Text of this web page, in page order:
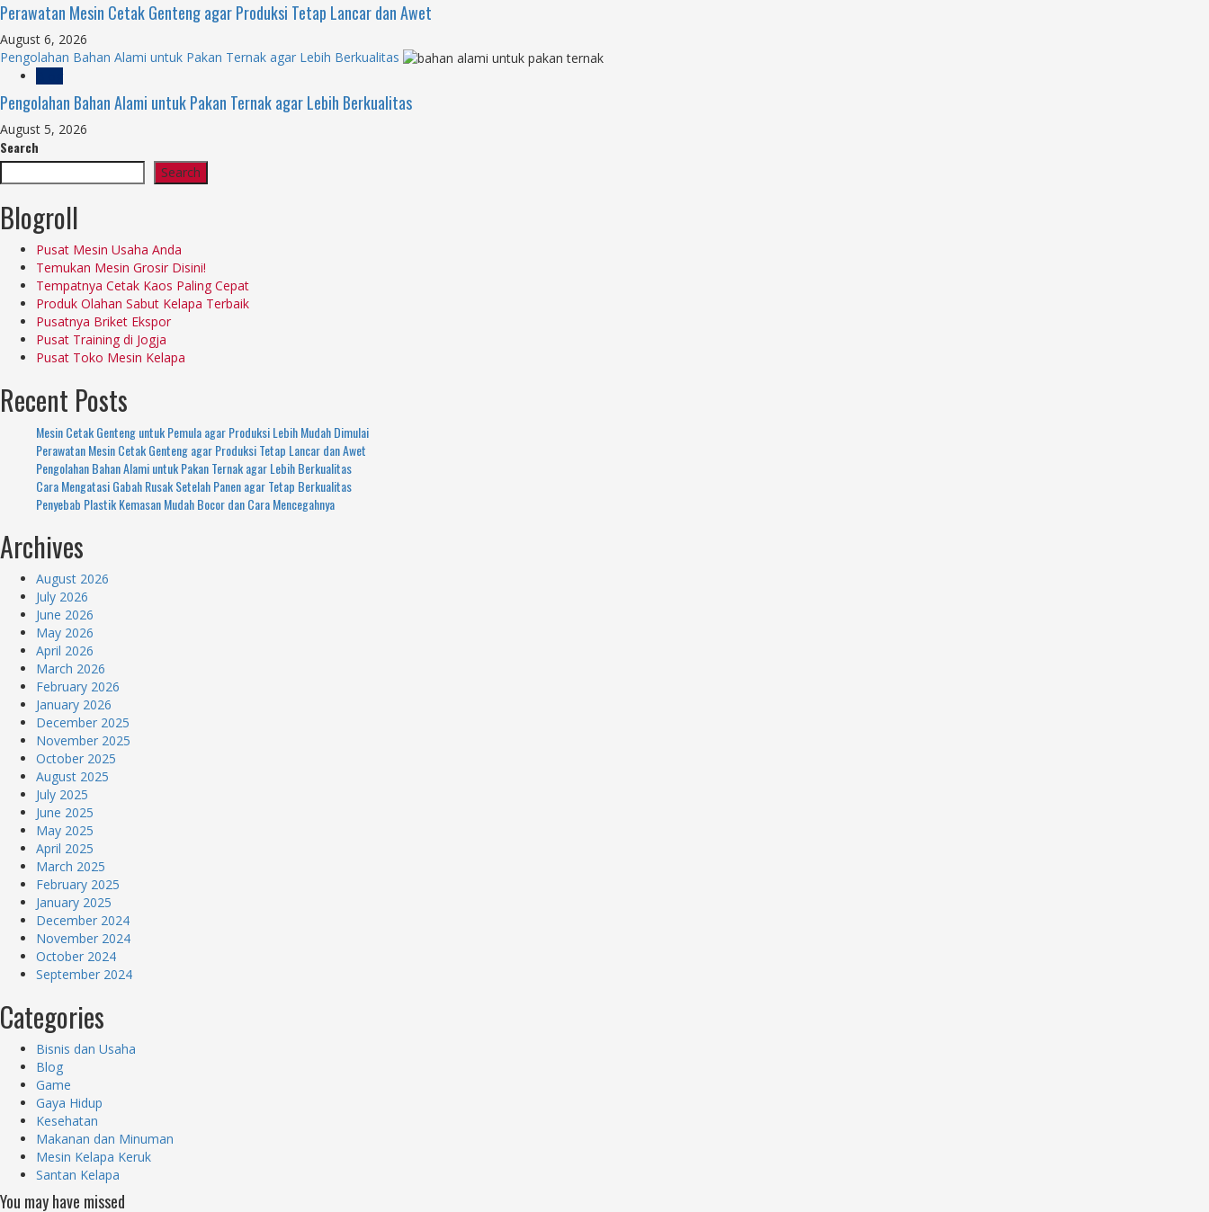
Perawatan Mesin Cetak Genteng agar Produksi Tetap Lancar dan Awet
August 6, 2026
Pengolahan Bahan Alami untuk Pakan Ternak agar Lebih Berkualitas
Pengolahan Bahan Alami untuk Pakan Ternak agar Lebih Berkualitas
August 5, 2026
Search
Search
Blogroll
Pusat Mesin Usaha Anda
Temukan Mesin Grosir Disini!
Tempatnya Cetak Kaos Paling Cepat
Produk Olahan Sabut Kelapa Terbaik
Pusatnya Briket Ekspor
Pusat Training di Jogja
Pusat Toko Mesin Kelapa
Recent Posts
Mesin Cetak Genteng untuk Pemula agar Produksi Lebih Mudah Dimulai
Perawatan Mesin Cetak Genteng agar Produksi Tetap Lancar dan Awet
Pengolahan Bahan Alami untuk Pakan Ternak agar Lebih Berkualitas
Cara Mengatasi Gabah Rusak Setelah Panen agar Tetap Berkualitas
Penyebab Plastik Kemasan Mudah Bocor dan Cara Mencegahnya
Archives
August 2026
July 2026
June 2026
May 2026
April 2026
March 2026
February 2026
January 2026
December 2025
November 2025
October 2025
August 2025
July 2025
June 2025
May 2025
April 2025
March 2025
February 2025
January 2025
December 2024
November 2024
October 2024
September 2024
Categories
Bisnis dan Usaha
Blog
Game
Gaya Hidup
Kesehatan
Makanan dan Minuman
Mesin Kelapa Keruk
Santan Kelapa
You may have missed